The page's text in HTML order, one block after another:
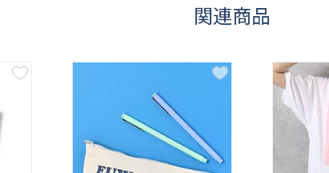
関連商品